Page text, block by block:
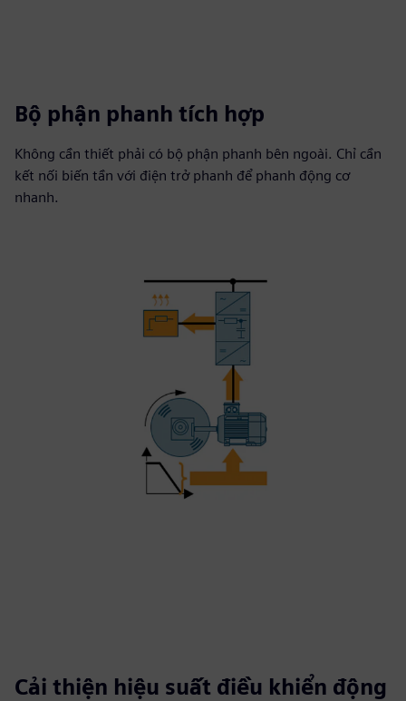
Bộ phận phanh tích hợp
Không cần thiết phải có bộ phận phanh bên ngoài. Chỉ cần
kết nối biến tần với điện trở phanh để phanh động cơ
nhanh.
Cải thiện hiệu suất điều khiển động